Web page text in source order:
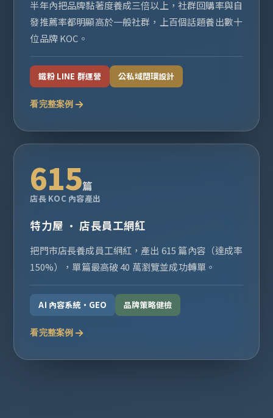
半年內把品牌黏著度養成三倍以上，社群回購率與自
發推薦率都明顯高於一般社群，上百個話題養出數十
位品牌 KOC。
鐵粉 LINE 群運營 公私域閉環設計
看完整案例
615篇
店長 KOC 內容產出
特力屋 · 店長員工網紅
把門市店長養成員工網紅，產出 615 篇內容（達成率
150%），單篇最高破 40 萬瀏覽並成功轉單。
AI 內容系統・GEO 品牌策略健檢
看完整案例